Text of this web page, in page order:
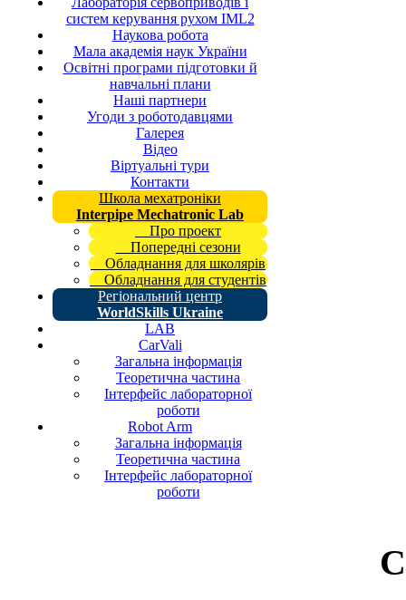
систем керування рухом IML2
Наукова робота
Мала академія наук України
Освітні програми підготовки й
навчальні плани
Наші партнери
Угоди з роботодавцями
Галерея
Відео
Віртуальні тури
Контакти
Школа мехатроніки
Interpipe Mechatronic Lab
Про проект
Попередні сезони
Обладнання для школярів
Обладнання для студентів
Регіональний центр
WorldSkills Ukraine
LAB
CarVali
Загальна інформація
Теоретична частина
Інтерфейс лабораторної
роботи
Robot Arm
Загальна інформація
Теоретична частина
Інтерфейс лабораторної
роботи